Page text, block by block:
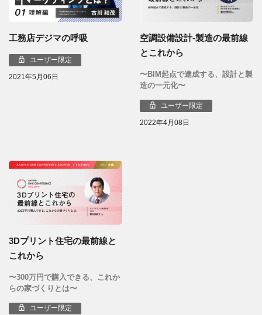
工務店デジマの呼吸
ユーザー限定
2021年5月06日
空調設備設計-製造の最前線
とこれから
〜BIM起点で達成する、設計と製
造の一元化〜
ユーザー限定
2022年4月08日
3Dプリント住宅の最前線と
これから
〜300万円で購入できる、これか
らの家づくりとは〜
ユーザー限定